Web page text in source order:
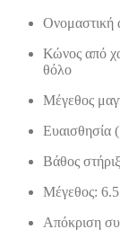
Ονομαστική
Κώνος από
θόλο
Μέγεθος
Ευαισθησία
Βάθος
Μέγεθος:
Απόκριση